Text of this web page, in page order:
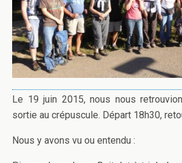
Le 19 juin 2015, nous nous
sortie au crépuscule. Départ 18h30,
Nous y avons vu ou entendu :